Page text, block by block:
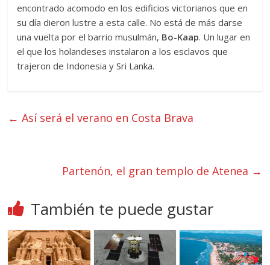
encontrado acomodo en los edificios victorianos que en
su día dieron lustre a esta calle. No está de más darse
una vuelta por el barrio musulmán, Bo-Kaap. Un lugar en
el que los holandeses instalaron a los esclavos que
trajeron de Indonesia y Sri Lanka.
← Así será el verano en Costa Brava
Partenón, el gran templo de Atenea →
También te puede gustar